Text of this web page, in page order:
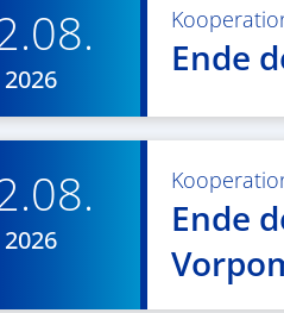
2026 Ende
2026
Ende